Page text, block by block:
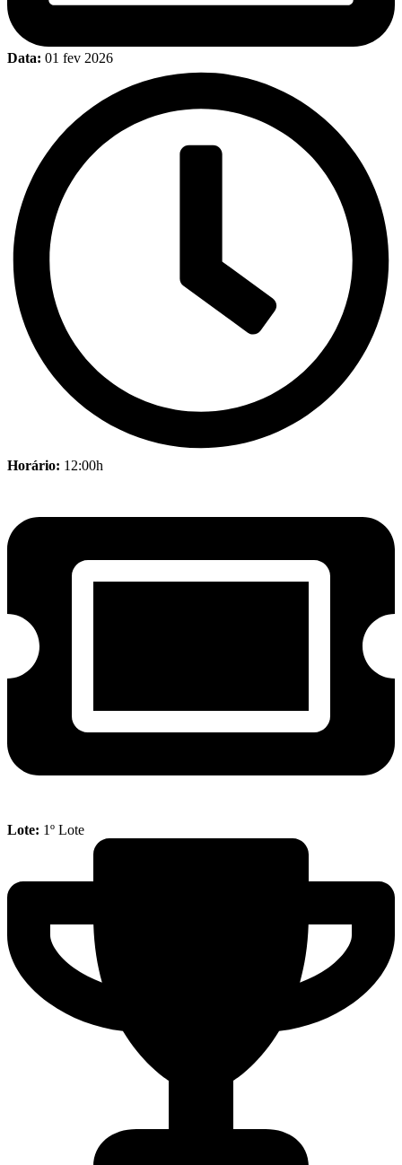
Data: 01 fev 2026
Horário: 12:00h
Lote: 1º Lote